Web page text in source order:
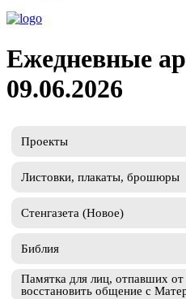
Ежедневные
09.06.2026
Проекты
Листовки, плакаты, брошюры
Стенгазета (Новое)
Библия
Памятка для лиц, отпавших
восстановить общение с